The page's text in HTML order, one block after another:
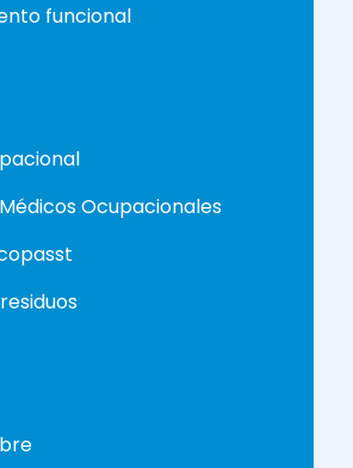
funcional
Ocupacionales